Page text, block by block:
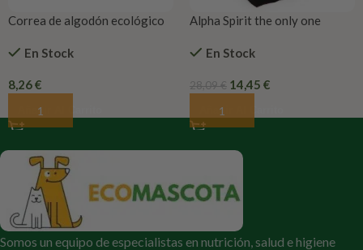
Correa de algodón ecológico
En Stock
8,26€
Añadir Al Carrito
Alpha Spirit the only one
En Stock
28,09€ 14,45 €
Añadir Al Carrito
Somos un equipo de especialistas en nutrición, salud e higiene